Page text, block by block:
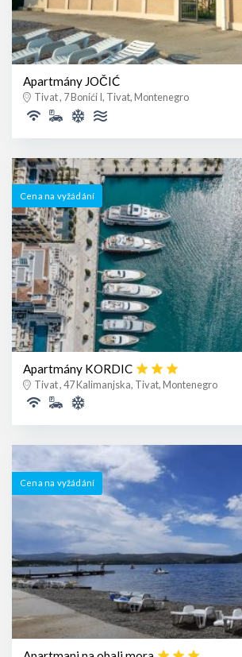
Apartmány JOČIĆ
Tivat , 7 Bonići I, Tivat, Montenegro
Cena na vyžádání
Apartmány KORDIC
Tivat , 47 Kalimanjska, Tivat, Montenegro
Cena na vyžádání